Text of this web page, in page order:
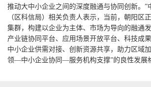
推动大中小企业之间的深度融通与协同创新。”
（区科信局）相关负责人表示，当前，朝阳区
集群，构建以企业为主体、市场为导向的融通
产业链协同平台、应用场景开放平台、科技成
中小企业供需对接、创新资源共享，助力区域
领—中小企业协同—服务机构支撑”的良性发展